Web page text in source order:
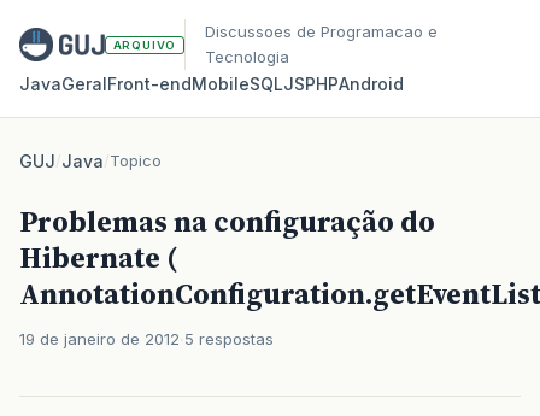
ARQUIVO
Discussoes de Programacao e
Tecnologia
JavaGeralFront‑endMobileSQLJSPHPAndroid
GUJ/Java/Topico
Problemas na configuração do
Hibernate (
19 de janeiro de 2012 5 respostas